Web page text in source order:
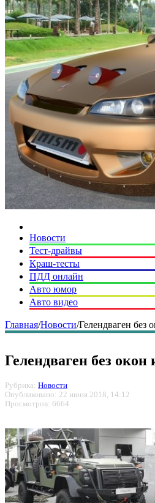
Новости
Тест-драйвы
Краш-тесты
ПДД онлайн
Авто юмор
Авто видео
Главная/Новости/Гелендваген без
Гелендваген без окон
Рубрика: Новости
Опубликовано: 22 июня 2018, 14:12
Просмотров: 6664